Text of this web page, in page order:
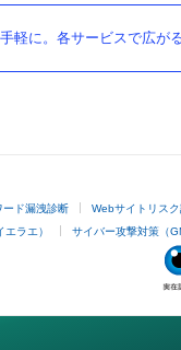
軽に。各サービスで広が
ード漏洩診断 Webサイトリス
ラエ） サイバー攻撃対策（